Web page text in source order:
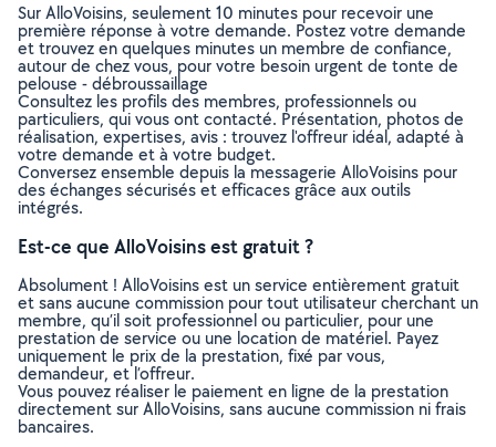
Sur AlloVoisins, seulement 10 minutes pour recevoir une
première réponse à votre demande. Postez votre demande
et trouvez en quelques minutes un membre de confiance,
autour de chez vous, pour votre besoin urgent de tonte de
pelouse - débroussaillage
Consultez les profils des membres, professionnels ou
particuliers, qui vous ont contacté. Présentation, photos de
réalisation, expertises, avis : trouvez l'offreur idéal, adapté à
votre demande et à votre budget.
Conversez ensemble depuis la messagerie AlloVoisins pour
des échanges sécurisés et efficaces grâce aux outils
intégrés.
Est-ce que AlloVoisins est gratuit ?
Absolument ! AlloVoisins est un service entièrement gratuit
et sans aucune commission pour tout utilisateur cherchant un
membre, qu’il soit professionnel ou particulier, pour une
prestation de service ou une location de matériel. Payez
uniquement le prix de la prestation, fixé par vous,
demandeur, et l’offreur.
Vous pouvez réaliser le paiement en ligne de la prestation
directement sur AlloVoisins, sans aucune commission ni frais
bancaires.